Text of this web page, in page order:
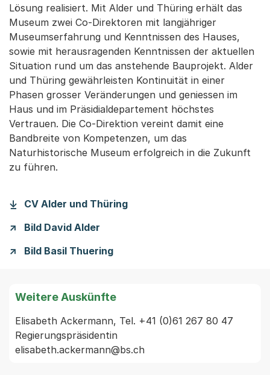
Lösung realisiert. Mit Alder und Thüring erhält das
Museum zwei Co-Direktoren mit langjähriger
Museumserfahrung und Kenntnissen des Hauses,
sowie mit herausragenden Kenntnissen der aktuellen
Situation rund um das anstehende Bauprojekt. Alder
und Thüring gewährleisten Kontinuität in einer
Phasen grosser Veränderungen und geniessen im
Haus und im Präsidialdepartement höchstes
Vertrauen. Die Co-Direktion vereint damit eine
Bandbreite von Kompetenzen, um das
Naturhistorische Museum erfolgreich in die Zukunft
zu führen.
CV Alder und Thüring
Bild David Alder
Bild Basil Thuering
Weitere Auskünfte
Elisabeth Ackermann, Tel. +41 (0)61 267 80 47
Regierungspräsidentin